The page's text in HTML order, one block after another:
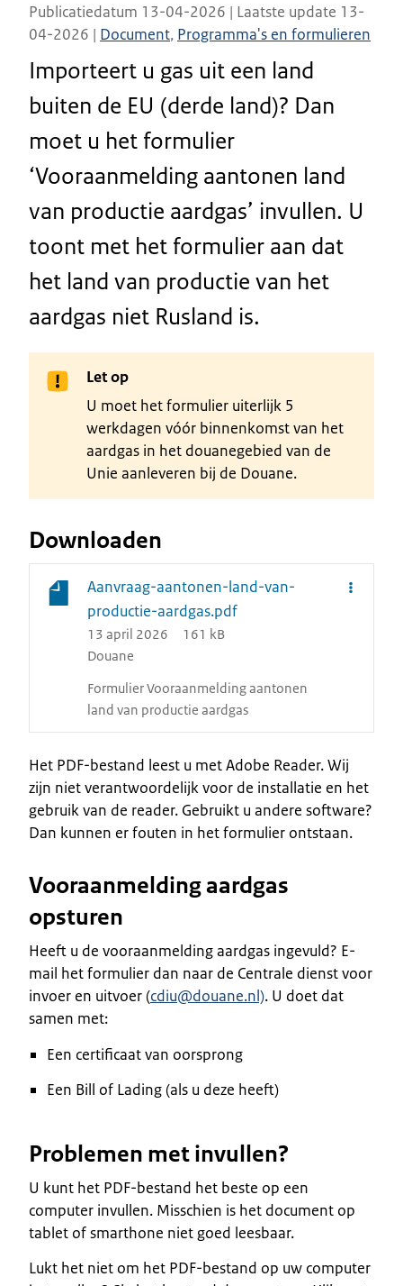
Publicatiedatum 13-04-2026 | Laatste update 13-
04-2026 | Document, Programma's en formulieren
Importeert u gas uit een land
buiten de EU (derde land)? Dan
moet u het formulier
‘Vooraanmelding aantonen land
van productie aardgas’ invullen. U
toont met het formulier aan dat
het land van productie van het
aardgas niet Rusland is.
Let op
U moet het formulier uiterlijk 5
werkdagen vóór binnenkomst van het
aardgas in het douanegebied van de
Unie aanleveren bij de Douane.
Downloaden
Aanvraag-aantonen-land-van-
productie-aardgas.pdf
13 april 2026
161 kB
Douane
Formulier Vooraanmelding aantonen
land van productie aardgas
Het PDF-bestand leest u met Adobe Reader. Wij
zijn niet verantwoordelijk voor de installatie en het
gebruik van de reader. Gebruikt u andere software?
Dan kunnen er fouten in het formulier ontstaan.
Vooraanmelding aardgas
opsturen
Heeft u de vooraanmelding aardgas ingevuld? E-
mail het formulier dan naar de Centrale dienst voor
invoer en uitvoer (cdiu@douane.nl). U doet dat
samen met:
Een certificaat van oorsprong
Een Bill of Lading (als u deze heeft)
Problemen met invullen?
U kunt het PDF-bestand het beste op een
computer invullen. Misschien is het document op
tablet of smarthone niet goed leesbaar.
Lukt het niet om het PDF-bestand op uw computer